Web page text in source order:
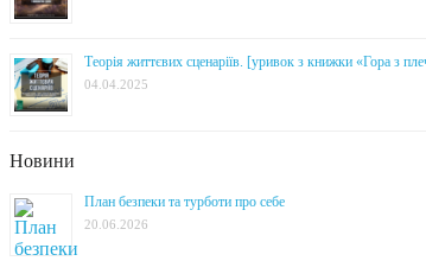
Теорія життєвих сценаріїв. [уривок з книжки «Гора з
04.04.2025
Новини
План безпеки та турботи про себе
20.06.2026